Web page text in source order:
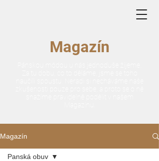
Magazín
Magazín
Panská obuv